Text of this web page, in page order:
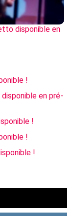
disponible en
!
disponible en pré-
!
!
!